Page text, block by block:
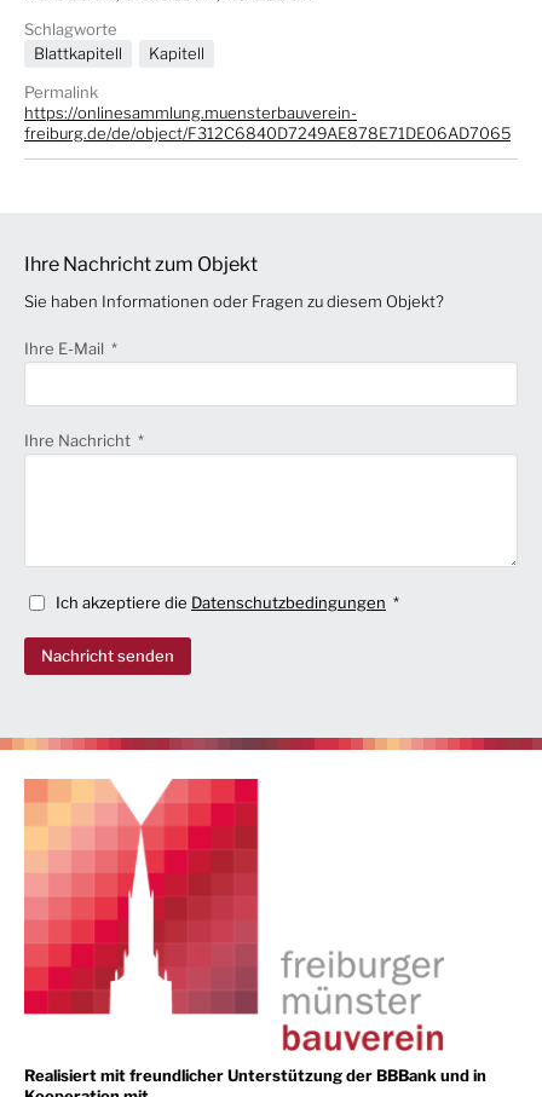
Schlagworte
Blattkapitell
Kapitell
Permalink
https://onlinesammlung.muensterbauverein-
freiburg.de/de/object/F312C6840D7249AE878E71DE06AD7065
Ihre Nachricht zum Objekt
Sie haben Informationen oder Fragen zu diesem Objekt?
Ihre E-Mail
Ihre Nachricht
Ich akzeptiere die Datenschutzbedingungen
Nachricht senden
Realisiert mit freundlicher Unterstützung der BBBank und in